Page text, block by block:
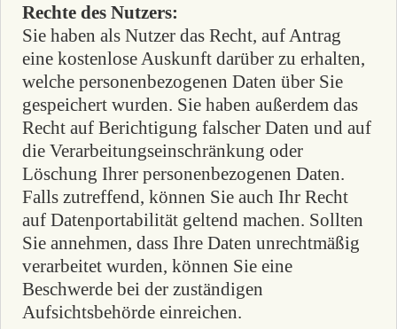
Rechte des Nutzers:
Sie haben als Nutzer das Recht, auf Antrag
eine kostenlose Auskunft darüber zu erhalten,
welche personenbezogenen Daten über Sie
gespeichert wurden. Sie haben außerdem das
Recht auf Berichtigung falscher Daten und auf
die Verarbeitungseinschränkung oder
Löschung Ihrer personenbezogenen Daten.
Falls zutreffend, können Sie auch Ihr Recht
auf Datenportabilität geltend machen. Sollten
Sie annehmen, dass Ihre Daten unrechtmäßig
verarbeitet wurden, können Sie eine
Beschwerde bei der zuständigen
Aufsichtsbehörde einreichen.